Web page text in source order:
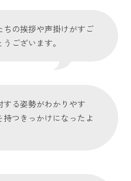
の挨拶や声掛けがすご
ございます。
る姿勢がわかりやす
持つきっかけになったよ